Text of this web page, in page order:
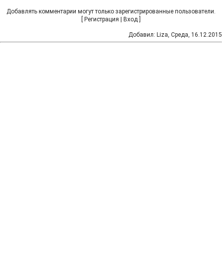
Добавлять комментарии могут только зарегистрированные пользователи.
Регистрация Вход
Добавил: Liza, Среда, 16.12.2015